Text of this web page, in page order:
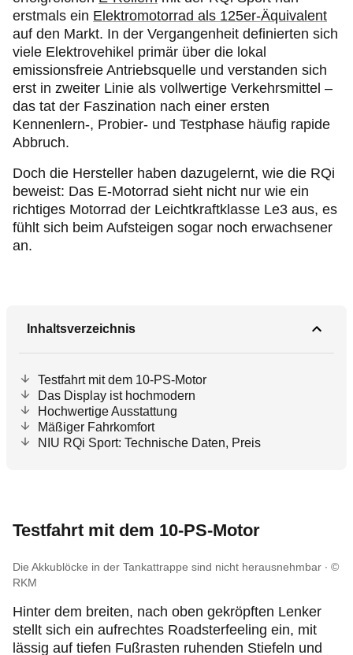
erstmals ein Elektromotorrad als 125er-Äquivalent
auf den Markt. In der Vergangenheit definierten sich
viele Elektrovehikel primär über die lokal
emissionsfreie Antriebsquelle und verstanden sich
erst in zweiter Linie als vollwertige Verkehrsmittel –
das tat der Faszination nach einer ersten
Kennenlern-, Probier- und Testphase häufig rapide
Abbruch.
Doch die Hersteller haben dazugelernt, wie die RQi
beweist: Das E-Motorrad sieht nicht nur wie ein
richtiges Motorrad der Leichtkraftklasse Le3 aus, es
fühlt sich beim Aufsteigen sogar noch erwachsener
an.
Inhaltsverzeichnis
Testfahrt mit dem 10-PS-Motor
Das Display ist hochmodern
Hochwertige Ausstattung
Mäßiger Fahrkomfort
NIU RQi Sport: Technische Daten, Preis
Testfahrt mit dem 10-PS-Motor
Die Akkublöcke in der Tankattrappe sind nicht herausnehmbar
©
RKM
Hinter dem breiten, nach oben gekröpften Lenker
stellt sich ein aufrechtes Roadsterfeeling ein, mit
lässig auf tiefen Fußrasten ruhenden Stiefeln und